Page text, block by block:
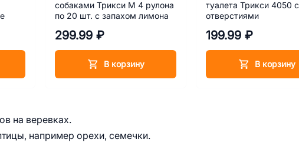
на веревках.
например орехи, семечки.
собаками Трикси M 4 рулона
по 20 шт. с запахом лимона
299.99 ₽
В корзину
туалета Трикси 4050 с
отверстиями
199.99 ₽
В корзину